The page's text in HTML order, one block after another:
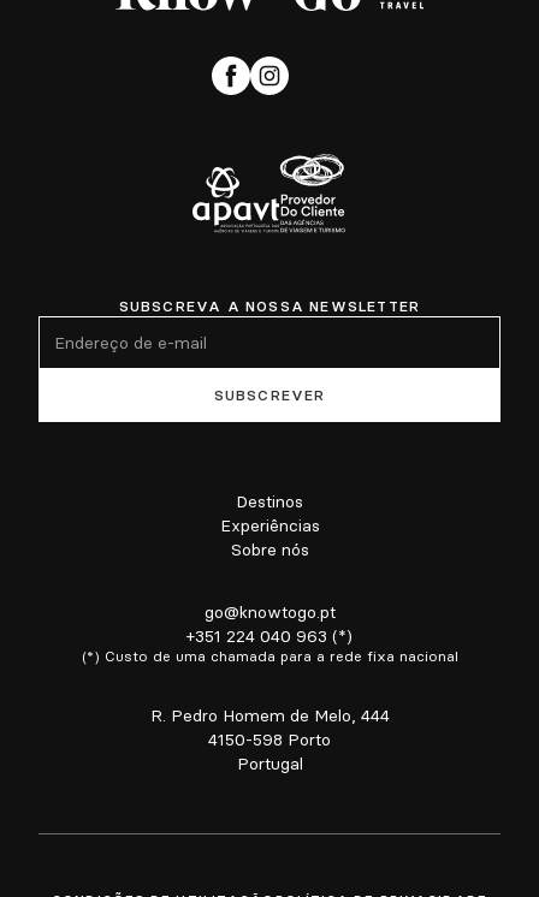
SUBSCREVA A NOSSA NEWSLETTER
Destinos
Experiências
Sobre nós
go@knowtogo.pt
+351 224 040 963 (*)
(*) Custo de uma chamada para a rede fixa nacional
R. Pedro Homem de Melo, 444
4150-598 Porto
Portugal